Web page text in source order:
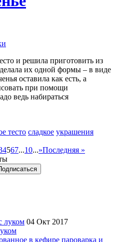
и решила приготовить из
их одной формы – в виде
оставила как есть, а
при помощи
ведь набираться
тесто сладкое украшения
4567...10...»Последняя »
04 Окт 2017